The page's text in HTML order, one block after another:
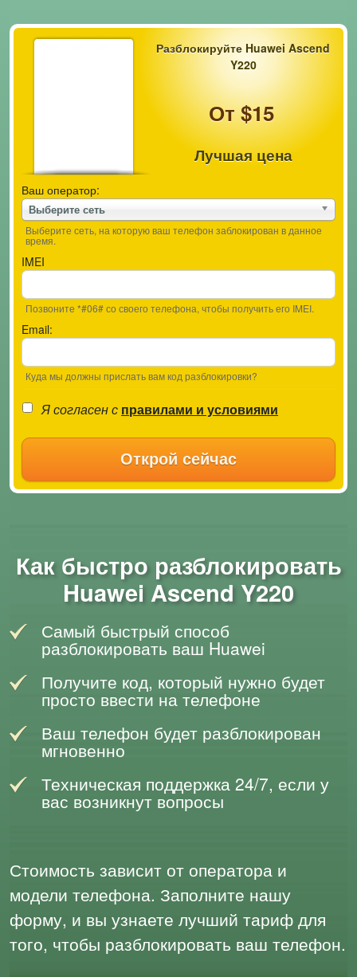
Разблокируйте Huawei Ascend
Y220
От $15
Лучшая цена
Ваш оператор:
Выберите сеть
Выберите сеть, на которую ваш телефон заблокирован в данное
время.
IMEI
Позвоните *#06# со своего телефона, чтобы получить его IMEI.
Email:
Куда мы должны прислать вам код разблокировки?
Я согласен с правилами и условиями
Открой сейчас
Как быстро разблокировать
Huawei Ascend Y220
Самый быстрый способ
разблокировать ваш Huawei
Получите код, который нужно будет
просто ввести на телефоне
Ваш телефон будет разблокирован
мгновенно
Техническая поддержка 24/7, если у
вас возникнут вопросы
Стоимость зависит от оператора и
модели телефона. Заполните нашу
форму, и вы узнаете лучший тариф для
того, чтобы разблокировать ваш телефон.